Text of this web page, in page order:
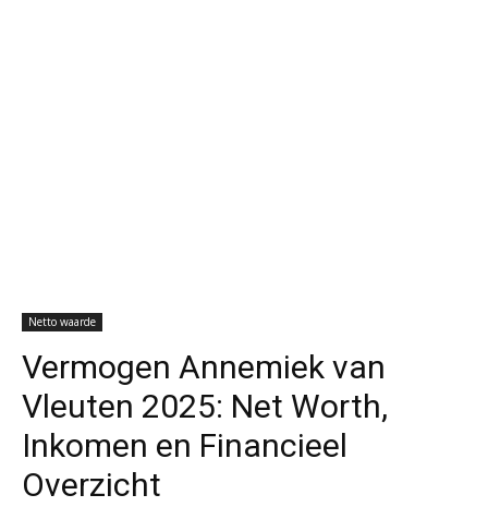
Netto waarde
Vermogen Annemiek van
Vleuten 2025: Net Worth,
Inkomen en Financieel
Overzicht